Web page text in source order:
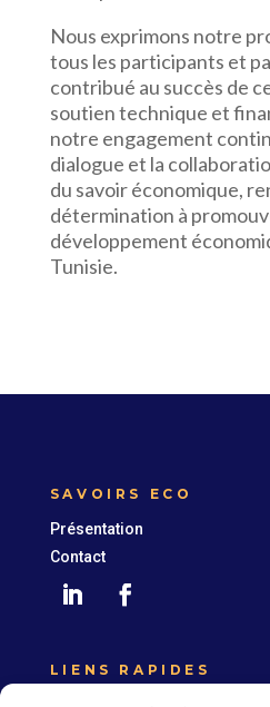
Nous exprimons notre
tous les participants et
contribué au succès de
soutien technique et
notre engagement
dialogue et la
du savoir économique,
détermination à
développement
Tunisie.
SAVOIRS ECO
Présentation
Contact
LIENS RAPIDES